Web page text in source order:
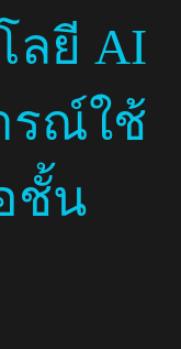
ลยี AI
รณ์ใช้
ชั้น